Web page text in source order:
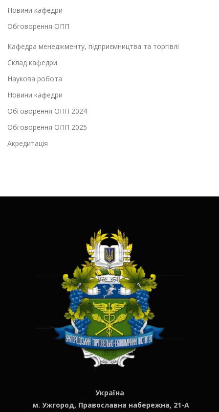
Новини кафедри
Обговорення ОПП
Кафедра менеджменту, підприємництва та торгівлі
Склад кафедри
Наукова робота
Новини кафедри
Обговорення ОПП 2024
Обговорення ОПП 2025
Акредитація
Україна
м. Ужгород, Православна набережна, 21-А